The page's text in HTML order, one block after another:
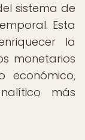
sistema de
Esta
la
monetarios
económico,
más